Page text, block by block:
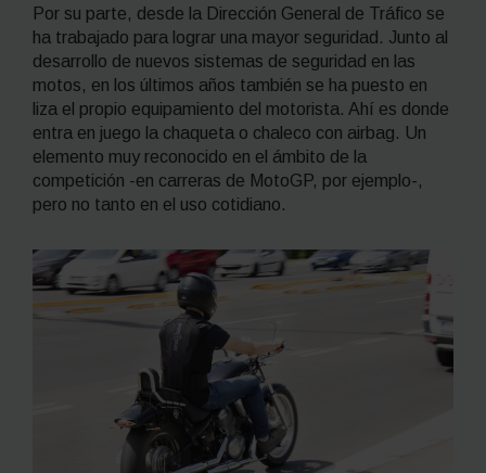
Por su parte, desde la Dirección General de Tráfico se
ha trabajado para lograr una mayor seguridad. Junto al
desarrollo de nuevos sistemas de seguridad en las
motos, en los últimos años también se ha puesto en
liza el propio equipamiento del motorista. Ahí es donde
entra en juego la chaqueta o chaleco con airbag. Un
elemento muy reconocido en el ámbito de la
competición -en carreras de MotoGP, por ejemplo-,
pero no tanto en el uso cotidiano.